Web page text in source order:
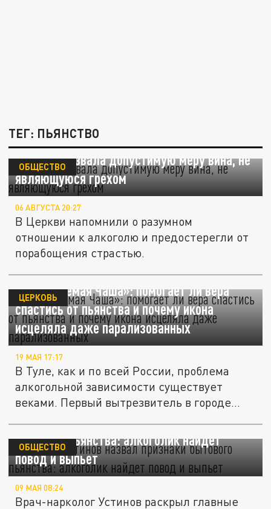
ТЕГ: ПЬЯНСТВО
Церковь назвала допустимую меру вина, не
являющуюся грехом
ОБЩЕСТВО
06 АВГУСТА 20:27
В Церкви напомнили о разумном
отношении к алкоголю и предостерегли от
порабощения страстью.
«Неупиваемая Чаша»: помогает ли вера
спастись от пьянства и почему икона
исцеляла даже парализованных
ЦЕРКОВЬ
19 МАЯ 17:17
В Туле, как и по всей России, проблема
алкогольной зависимости существует
веками. Первый вытрезвитель в городе...
Нарколог Устинов назвал признаки
бытового пьянства: алкоголик найдет
повод и выпьет
ОБЩЕСТВО
09 МАЯ 08:24
Врач-нарколог Устинов раскрыл главные